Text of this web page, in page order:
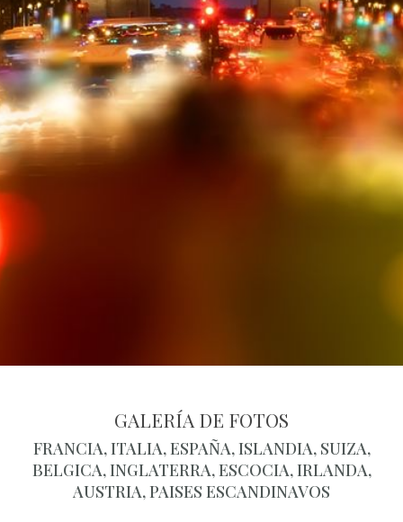
GALERÍA DE FOTOS
FRANCIA, ITALIA, ESPAÑA, ISLANDIA, SUIZA,
BELGICA, INGLATERRA, ESCOCIA, IRLANDA,
AUSTRIA, PAISES ESCANDINAVOS